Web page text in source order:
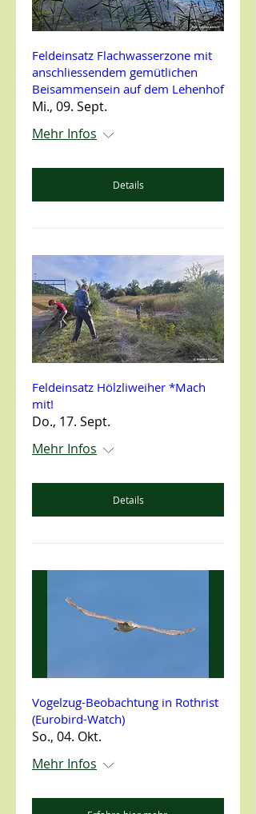
Feldeinsatz Flachwasserzone mit
anschliessendem gemütlichen
Beisammensein auf dem Lehenhof
Mi., 09. Sept.
Mehr Infos
Details
Feldeinsatz Hölzliweiher *Mach
mit!
Do., 17. Sept.
Mehr Infos
Details
Vogelzug-Beobachtung in Rothrist
(Eurobird-Watch)
So., 04. Okt.
Mehr Infos